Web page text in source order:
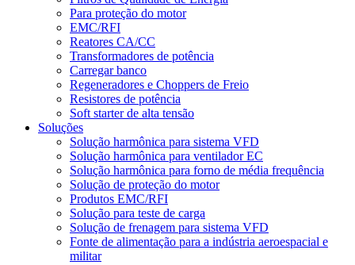
Para proteção do motor
EMC/RFI
Reatores CA/CC
Transformadores de potência
Carregar banco
Regeneradores e Choppers de Freio
Resistores de potência
Soft starter de alta tensão
Soluções
Solução harmônica para sistema VFD
Solução harmônica para ventilador EC
Solução harmônica para forno de média frequência
Solução de proteção do motor
Produtos EMC/RFI
Solução para teste de carga
Solução de frenagem para sistema VFD
Fonte de alimentação para a indústria aeroespacial e
militar